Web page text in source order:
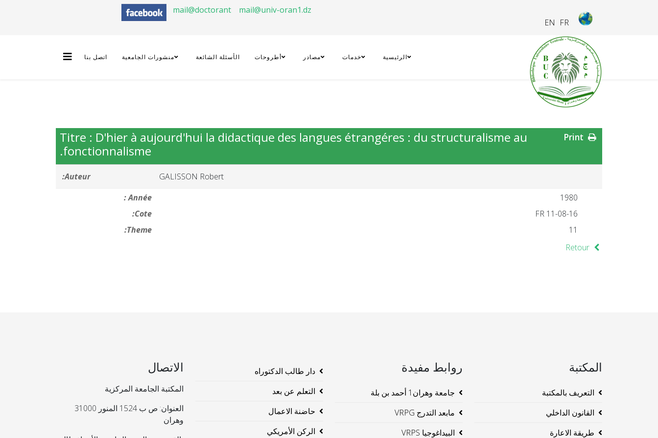
FR
EN
mail@doctorant mail@univ-oran1.dz
الرئيسية خدمات مصادر أطروحات الأسئلة الشائعة منشورات الجامعية اتصل بنا
Titre : D'hier à aujourd'hui la didactique des langues étrangéres : du structuralisme au
fonctionnalisme.
Auteur:
GALISSON Robert
Année :
1980
Cote:
FR 11-08-16
Theme:
11
Retour
المكتبة
التعريف بالمكتبة
القانون الداخلي
طريقة الاعارة
روابط مفيدة
جامعة وهران1 أحمد بن بلة
مابعد التدرج VRPG
البيداغوجيا VRPS
دار طالب الدكتوراه
التعلم عن بعد
حاضنة الاعمال
الركن الأمريكي
الاتصال
المكتبة الجامعة المركزية
العنوان: ص ب 1524 المنور 31000
وهران